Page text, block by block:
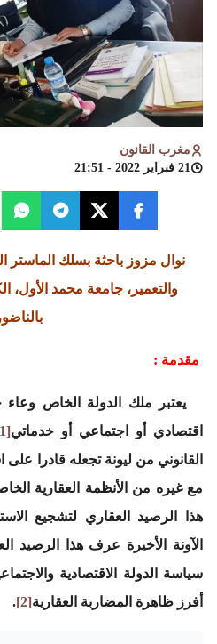
مغرب القانون
21 فبراير 2022 - 21:51
نوال مزوز باحثة بسلك الماستر
والتعمير، جامعة محمد الأول،
بالناضور
مقدمة :
يعتبر ملك الدولة الخاص وعاء
اقتصادي أو اجتماعي أو خدماتي[1]
القانوني من ليونة تجعله قادرا
مع غيره من الأنظمة العقارية
هذا الرصيد العقاري لتشجيع
الآونة الأخيرة عرف هذا الرصيد
سياسة الدولة الاقتصادية
أفرز ظاهرة المضاربة العقارية[2]
.